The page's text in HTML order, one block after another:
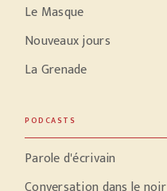
Le Masque
Nouveaux jours
La Grenade
PODCASTS
Parole d'écrivain